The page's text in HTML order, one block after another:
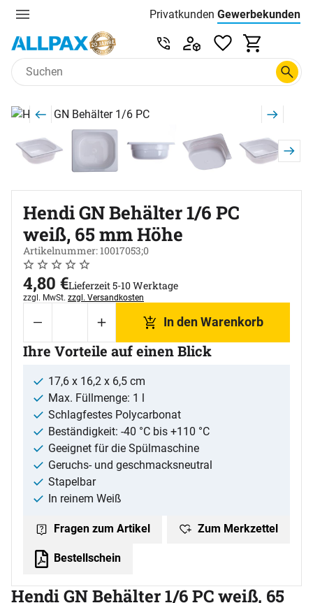
Menu Privatkunden Preisliste:
Gewerbekunden
Zum Hauptinhalt springen
Service & Beratung unter
Produktgalerie
Zur Kaufbox springen
Hendi GN Behälter 1/6 PC
weiß, 65 mm Höhe
Artikelnummer: 10017053;0
Noch keine Bewertungen abgegeben
0 Bewertungen
4,80 €Lieferzeit 5-10 Werktage
Steuerhinweis:
zzgl. MwSt. zzgl. Versandkosten
In den Warenkorb
Ihre Vorteile auf einen Blick
17,6 x 16,2 x 6,5 cm
Max. Füllmenge: 1 l
Schlagfestes Polycarbonat
Beständigkeit: -40 °C bis +110 °C
Geeignet für die Spülmaschine
Geruchs- und geschmacksneutral
Stapelbar
In reinem Weiß
Fragen zum Artikel Zum Merkzettel
Bestellschein
Hendi GN Behälter 1/6 PC weiß, 65